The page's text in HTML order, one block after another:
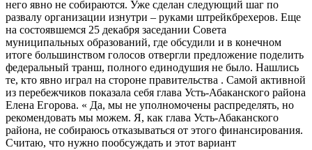
него явно не собираются. Уже сделан следующий шаг по
развалу организации изнутри – руками штрейкбрехеров. Еще
на состоявшемся 25 декабря заседании Совета
муниципальных образований, где обсудили и в конечном
итоге большинством голосов отвергли предложение поделить
федеральный транш, полного единодушия не было. Нашлись
те, кто явно играл на стороне правительства . Самой активной
из перебежчиков показала себя глава Усть-Абаканского района
Елена Егорова. « Да, мы не уполномочены распределять, но
рекомендовать мы можем. Я, как глава Усть-Абаканского
района, не собираюсь отказываться от этого финансирования.
Считаю, что нужно пообсуждать и этот вариант